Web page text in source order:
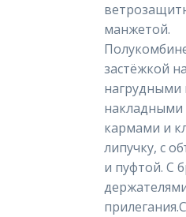
манжетой.
застёжкой
нагрудными
кармами и
липучку, с
и пуфтой. С